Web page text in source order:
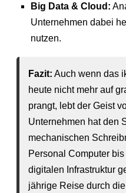
Big Data & Cloud:
Unternehmen dabei
nutzen.
Fazit: Auch wenn das
heute nicht mehr auf
prangt, lebt der Geist
Unternehmen hat den
mechanischen
Personal Computer
digitalen Infrastruktur
jährige Reise durch